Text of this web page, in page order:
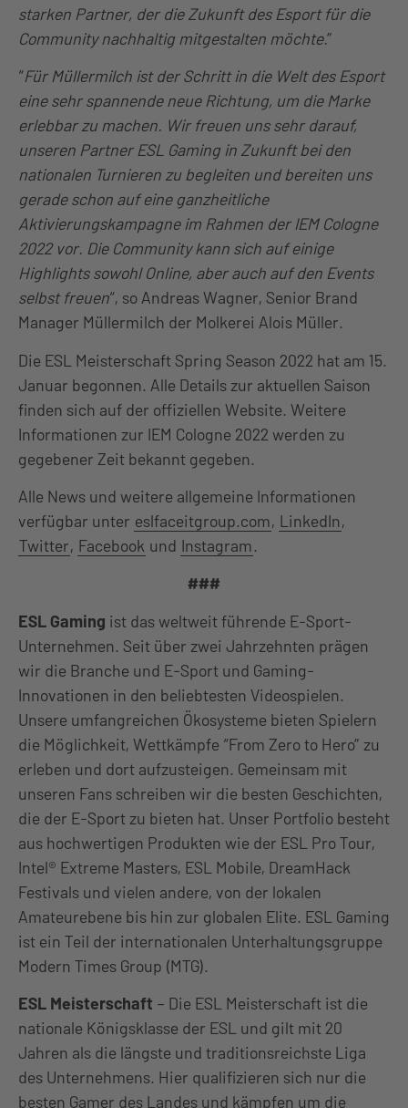
starken Partner, der die Zukunft des Esport für die
Community nachhaltig mitgestalten möchte.”
“Für Müllermilch ist der Schritt in die Welt des Esport
eine sehr spannende neue Richtung, um die Marke
erlebbar zu machen. Wir freuen uns sehr darauf,
unseren Partner ESL Gaming in Zukunft bei den
nationalen Turnieren zu begleiten und bereiten uns
gerade schon auf eine ganzheitliche
Aktivierungskampagne im Rahmen der IEM Cologne
2022 vor. Die Community kann sich auf einige
Highlights sowohl Online, aber auch auf den Events
selbst freuen“, so Andreas Wagner, Senior Brand
Manager Müllermilch der Molkerei Alois Müller.
Die ESL Meisterschaft Spring Season 2022 hat am 15.
Januar begonnen. Alle Details zur aktuellen Saison
finden sich auf der offiziellen Website. Weitere
Informationen zur IEM Cologne 2022 werden zu
gegebener Zeit bekannt gegeben.
Alle News und weitere allgemeine Informationen
verfügbar unter eslfaceitgroup.com, LinkedIn,
Twitter, Facebook und Instagram.
###
ESL Gaming ist das weltweit führende E-Sport-
Unternehmen. Seit über zwei Jahrzehnten prägen
wir die Branche und E-Sport und Gaming-
Innovationen in den beliebtesten Videospielen.
Unsere umfangreichen Ökosysteme bieten Spielern
die Möglichkeit, Wettkämpfe “From Zero to Hero” zu
erleben und dort aufzusteigen. Gemeinsam mit
unseren Fans schreiben wir die besten Geschichten,
die der E-Sport zu bieten hat. Unser Portfolio besteht
aus hochwertigen Produkten wie der ESL Pro Tour,
Intel® Extreme Masters, ESL Mobile, DreamHack
Festivals und vielen andere, von der lokalen
Amateurebene bis hin zur globalen Elite. ESL Gaming
ist ein Teil der internationalen Unterhaltungsgruppe
Modern Times Group (MTG).
ESL Meisterschaft – Die ESL Meisterschaft ist die
nationale Königsklasse der ESL und gilt mit 20
Jahren als die längste und traditionsreichste Liga
des Unternehmens. Hier qualifizieren sich nur die
besten Gamer des Landes und kämpfen um die